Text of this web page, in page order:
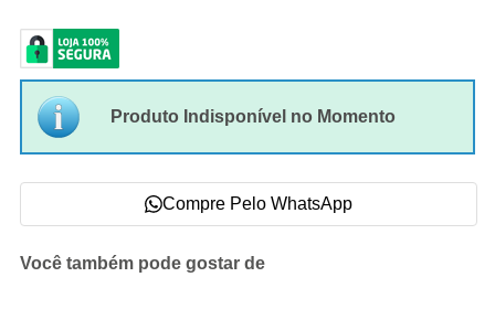
Produto Indisponível no Momento
Compre Pelo WhatsApp
Você também pode gostar de